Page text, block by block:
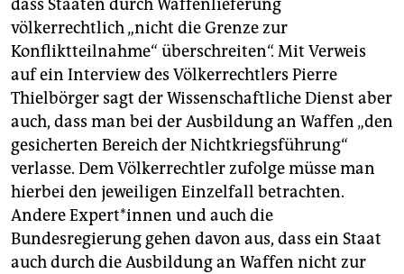
dass Staaten durch Waffenlieferung
völkerrechtlich „nicht die Grenze zur
Konfliktteilnahme“ überschreiten“. Mit Verweis
auf ein Interview des Völkerrechtlers Pierre
Thielbörger sagt der Wissenschaftliche Dienst aber
auch, dass man bei der Ausbildung an Waffen „den
gesicherten Bereich der Nichtkriegsführung“
verlasse. Dem Völkerrechtler zufolge müsse man
hierbei den jeweiligen Einzelfall betrachten.
Andere Ex­per­t*in­nen und auch die
Bundesregierung gehen davon aus, dass ein Staat
auch durch die Ausbildung an Waffen nicht zur